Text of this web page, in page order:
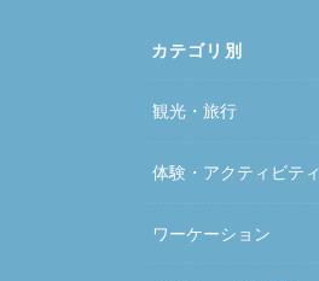
カテゴリ別
観光・旅行
体験・アクティビティ
ワーケーション